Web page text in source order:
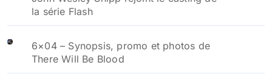
la série Flash
6×04 – Synopsis, promo et photos de
There Will Be Blood